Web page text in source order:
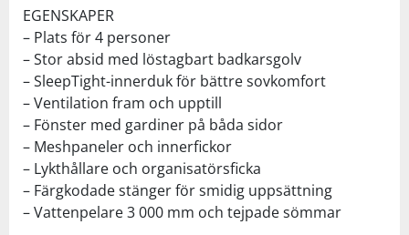
EGENSKAPER
– Plats för 4 personer
– Stor absid med löstagbart badkarsgolv
– SleepTight-innerduk för bättre sovkomfort
– Ventilation fram och upptill
– Fönster med gardiner på båda sidor
– Meshpaneler och innerfickor
– Lykthållare och organisatörsficka
– Färgkodade stänger för smidig uppsättning
– Vattenpelare 3 000 mm och tejpade sömmar